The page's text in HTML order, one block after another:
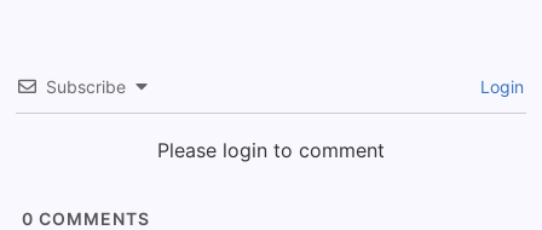
Subscribe Login
Please login to comment
0 COMMENTS